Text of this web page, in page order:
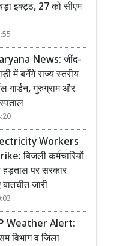
इक्ट्ठ, 27 को सीएम
News: जींद-
में बनेंगे राज्य स्तरीय
गार्डन, गुरुग्राम और
Workers
बिजली कर्मचारियों
हड़ताल पर सरकार
जारी
Weather Alert:
विभाग व जिला